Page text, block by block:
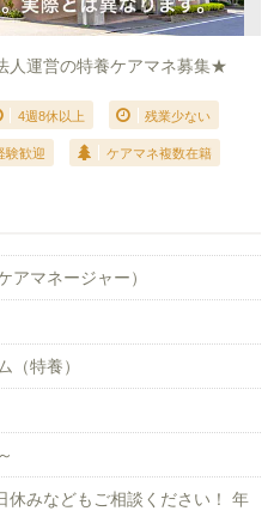
人運営の特養ケアマネ募集★
4週8休以上 残業少ない
験歓迎 ケアマネ複数在籍
アマネージャー）
（特養）
みなどもご相談ください！ 年